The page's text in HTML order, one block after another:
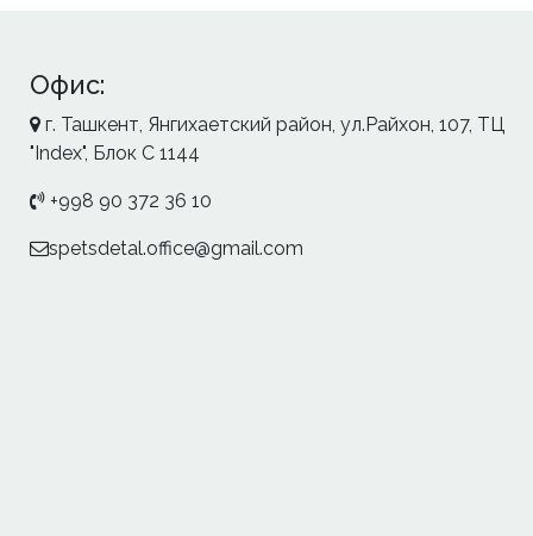
Офис:
г. Ташкент, Янгихаетский район, ул.Райхон, 107, ТЦ
"Index", Блок С 1144
+998 90 372 36 10
spetsdetal.office@gmail.com